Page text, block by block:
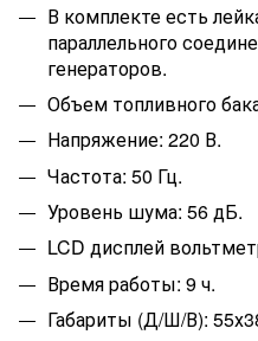
В комплекте есть
параллельного
генераторов.
Объем топливного
Напряжение: 220 В.
Частота: 50 Гц.
Уровень шума: 56 дБ.
LCD дисплей
Время работы: 9 ч.
Габариты (Д/Ш/В):